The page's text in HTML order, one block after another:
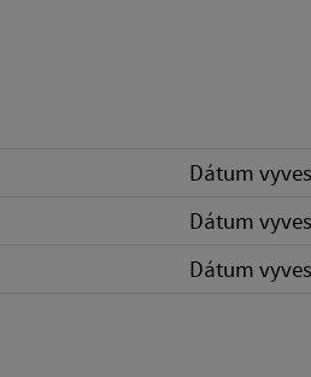
Dátum
Dátum
Dátum